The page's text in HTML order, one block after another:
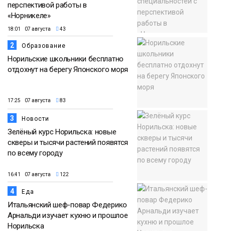
перспективой работы в
«Норникеле»
18:01 07 августа 43
2 Образование
Норильские школьники бесплатно
отдохнут на берегу Японского моря
17:25 07 августа 83
3 Новости
Зелёный курс Норильска: новые
скверы и тысячи растений появятся
по всему городу
16:41 07 августа 122
4 Еда
Итальянский шеф-повар Федерико
Арнальди изучает кухню и прошлое
Норильска